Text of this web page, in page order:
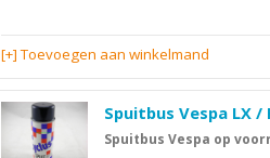
[+] Toevoegen aan winkelmand
Spuitbus Vespa LX
Spuitbus Vespa op